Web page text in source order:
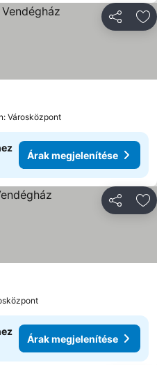
megjelenítése
Városközpont
Árak megjelenítése
Árak megjelenítése